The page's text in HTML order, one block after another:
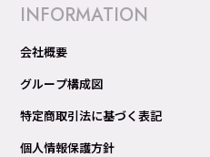
INFORMATION
会社概要
グループ構成図
特定商取引法に基づく表記
個人情報保護方針